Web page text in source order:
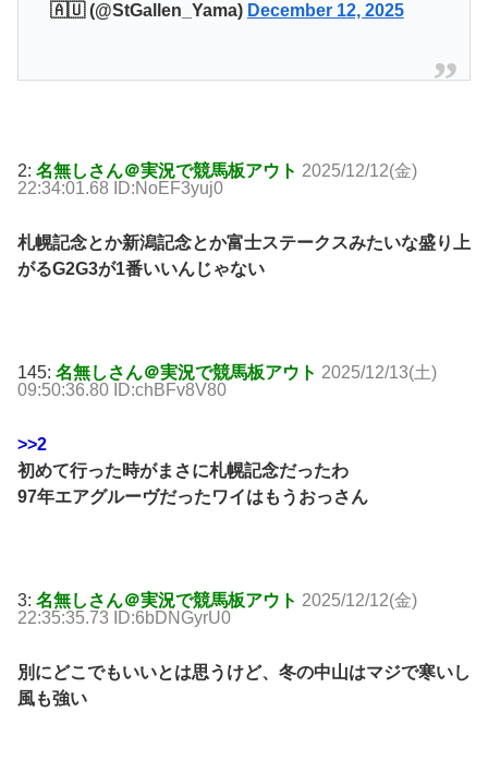
🇦🇺 (@StGallen_Yama) December 12, 2025
2: 名無しさん＠実況で競馬板アウト 2025/12/12(金)
22:34:01.68 ID:NoEF3yuj0
札幌記念とか新潟記念とか富士ステークスみたいな盛り上
がるG2G3が1番いいんじゃない
145: 名無しさん＠実況で競馬板アウト 2025/12/13(土)
09:50:36.80 ID:chBFv8V80
>>2
初めて行った時がまさに札幌記念だったわ
97年エアグルーヴだったワイはもうおっさん
3: 名無しさん＠実況で競馬板アウト 2025/12/12(金)
22:35:35.73 ID:6bDNGyrU0
別にどこでもいいとは思うけど、冬の中山はマジで寒いし
風も強い